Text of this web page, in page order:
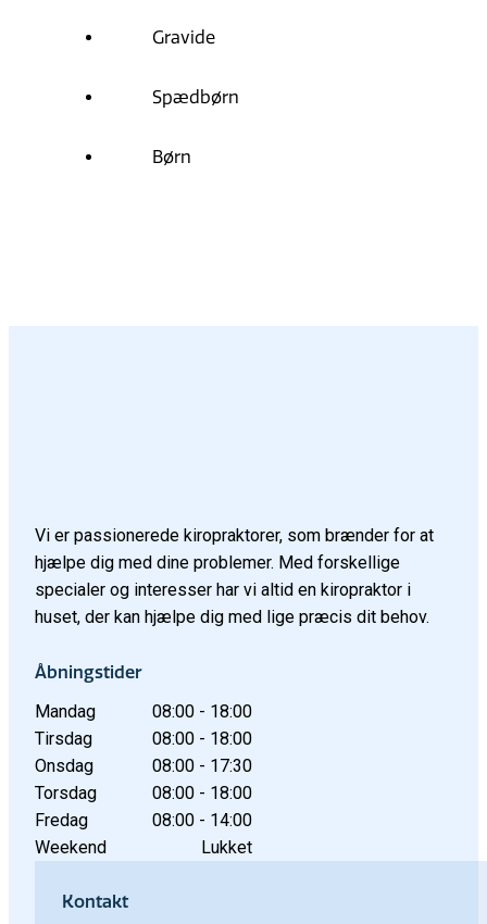
Gravide
Spædbørn
Børn
Vi er passionerede kiropraktorer, som brænder for at
hjælpe dig med dine problemer. Med forskellige
specialer og interesser har vi altid en kiropraktor i
huset, der kan hjælpe dig med lige præcis dit behov.
Åbningstider
Mandag
08:00 - 18:00
Tirsdag
08:00 - 18:00
Onsdag
08:00 - 17:30
Torsdag
08:00 - 18:00
Fredag
08:00 - 14:00
Weekend
Lukket
Kontakt